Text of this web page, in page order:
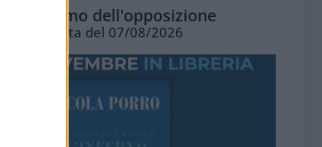
L'ottimismo dell'opposizione
Vignetta del 07/08/2026